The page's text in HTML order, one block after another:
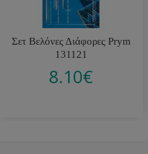
Σετ Βελόνες Διάφορες Prym
131121
8.10€